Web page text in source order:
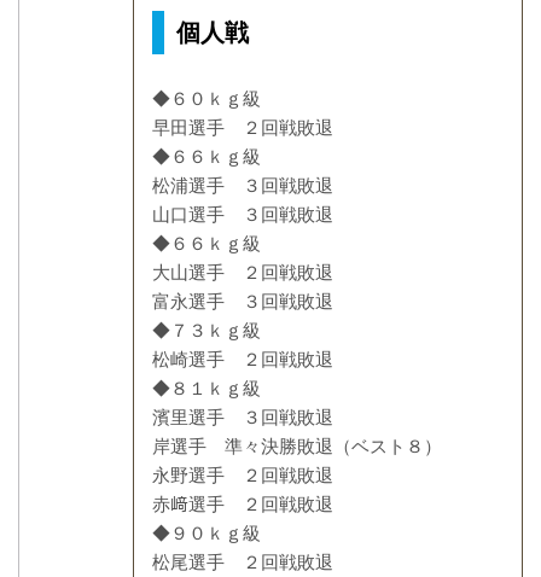
個人戦
◆６０ｋｇ級
早田選手 ２回戦敗退
◆６６ｋｇ級
松浦選手 ３回戦敗退
山口選手 ３回戦敗退
◆６６ｋｇ級
大山選手 ２回戦敗退
富永選手 ３回戦敗退
◆７３ｋｇ級
松崎選手 ２回戦敗退
◆８１ｋｇ級
濱里選手 ３回戦敗退
岸選手 準々決勝敗退（ベスト８）
永野選手 ２回戦敗退
赤﨑選手 ２回戦敗退
◆９０ｋｇ級
松尾選手 ２回戦敗退